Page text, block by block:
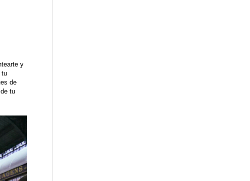
y
tu
de
tu